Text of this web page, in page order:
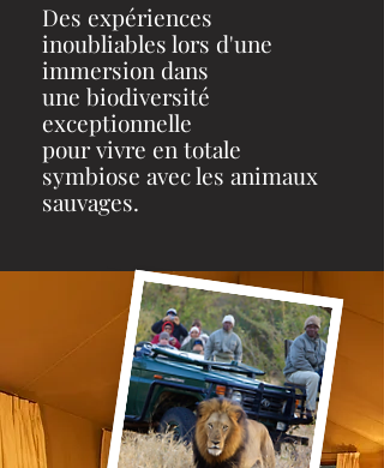
Des expériences
inoubliables lors d'une
immersion dans
une biodiversité
exceptionnelle
pour vivre en totale
symbiose avec les animaux
sauvages.